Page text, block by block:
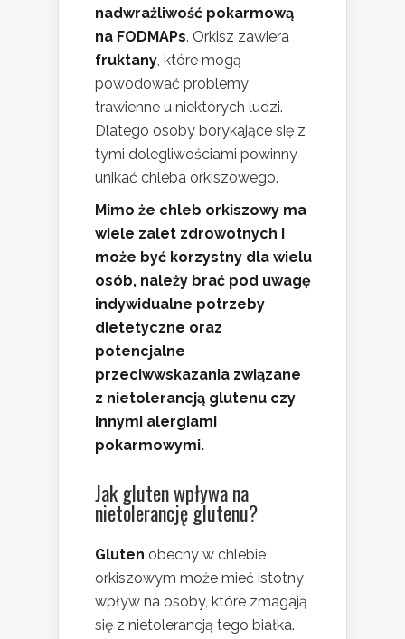
nadwrażliwość pokarmową
na FODMAPs. Orkisz zawiera
fruktany, które mogą
powodować problemy
trawienne u niektórych ludzi.
Dlatego osoby borykające się z
tymi dolegliwościami powinny
unikać chleba orkiszowego.
Mimo że chleb orkiszowy ma
wiele zalet zdrowotnych i
może być korzystny dla wielu
osób, należy brać pod uwagę
indywidualne potrzeby
dietetyczne oraz
potencjalne
przeciwwskazania związane
z nietolerancją glutenu czy
innymi alergiami
pokarmowymi.
Jak gluten wpływa na
nietolerancję glutenu?
Gluten obecny w chlebie
orkiszowym może mieć istotny
wpływ na osoby, które zmagają
się z nietolerancją tego białka.